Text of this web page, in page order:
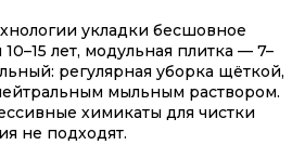
укладки бесшовное
лет, модульная плитка — 7–
регулярная уборка щёткой,
мыльным раствором.
химикаты для чистки
не подходят.